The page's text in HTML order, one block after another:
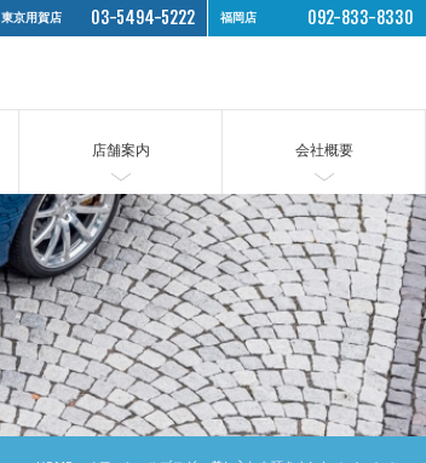
東京用賀店 03-5494-5222 福岡店 092-833-8330
店舗案内 会社概要